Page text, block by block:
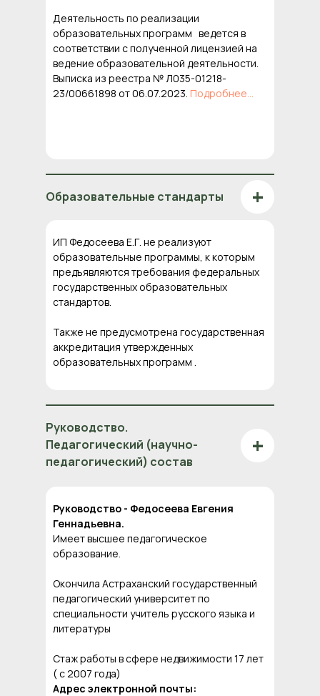
Деятельность по реализации
образовательных программ ведется в
соответствии с полученной лицензией на
ведение образовательной деятельности.
Выписка из реестра № Л035-01218-
23/00661898 от 06.07.2023. Подробнее...
Образовательные стандарты +
ИП Федосеева Е.Г. не реализуют
образовательные программы, к которым
предъявляются требования федеральных
государственных образовательных
стандартов.
Также не предусмотрена государственная
аккредитация утвержденных
образовательных программ .
Руководство.
Педагогический (научно-
педагогический) состав
+
Руководство - Федосеева Евгения
Геннадьевна.
Имеет высшее педагогическое
образование.
Окончила Астраханский государственный
педагогический университет по
специальности учитель русского языка и
литературы
Стаж работы в сфере недвижимости 17 лет
( с 2007 года)
Адрес электронной почты: